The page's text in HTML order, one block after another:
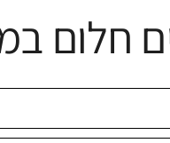
חלום